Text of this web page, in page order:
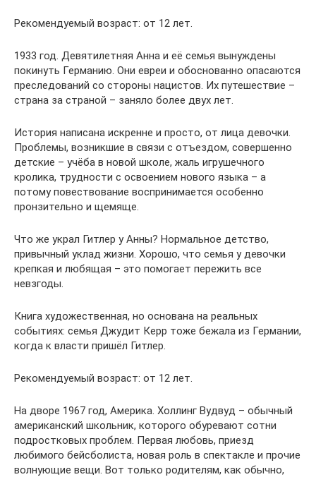
Рекомендуемый возраст: от 12 лет.
1933 год. Девятилетняя Анна и её семья вынуждены
покинуть Германию. Они евреи и обоснованно опасаются
преследований со стороны нацистов. Их путешествие –
страна за страной – заняло более двух лет.
История написана искренне и просто, от лица девочки.
Проблемы, возникшие в связи с отъездом, совершенно
детские – учёба в новой школе, жаль игрушечного
кролика, трудности с освоением нового языка – а
потому повествование воспринимается особенно
пронзительно и щемяще.
Что же украл Гитлер у Анны? Нормальное детство,
привычный уклад жизни. Хорошо, что семья у девочки
крепкая и любящая – это помогает пережить все
невзгоды.
Книга художественная, но основана на реальных
событиях: семья Джудит Керр тоже бежала из Германии,
когда к власти пришёл Гитлер.
Рекомендуемый возраст: от 12 лет.
На дворе 1967 год, Америка. Холлинг Вудвуд – обычный
американский школьник, которого обуревают сотни
подростковых проблем. Первая любовь, приезд
любимого бейсболиста, новая роль в спектакле и прочие
волнующие вещи. Вот только родителям, как обычно,